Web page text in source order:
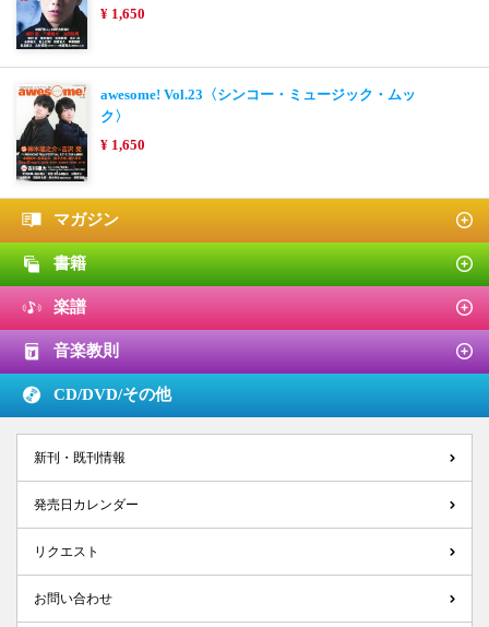
¥ 1,650
awesome! Vol.23〈シンコー・ミュージック・ムッ
ク〉
¥ 1,650
マガジン
書籍
楽譜
音楽教則
CD/DVD/その他
新刊・既刊情報
発売日カレンダー
リクエスト
お問い合わせ